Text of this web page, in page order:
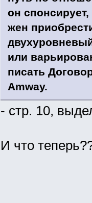
он
жен
или
пи­сать
Amway.
- стр. 10,
И что